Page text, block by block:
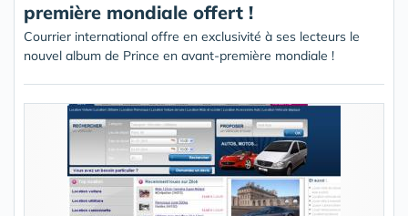
première mondiale offert !
Courrier international offre en exclusivité à ses lecteurs le
nouvel album de Prince en avant-première mondiale !